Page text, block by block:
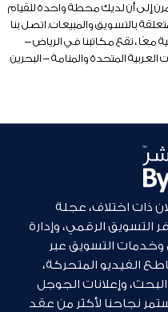
إلى أن لديك محطة واحدة للقيام
بالتسويق والمبيعات. اتصل بنا
معًا ، تقع مكاتبنا في الرياض –
العربية المتحدة والمنامة – البحرين
ذات اختلاف، عجلة
التسويق الرقمي، وإدارة
وخدمات التسويق عبر
الفيديو المتحركة،
وإعلانات الجوجل
نجاحنا لأكثر من عقد